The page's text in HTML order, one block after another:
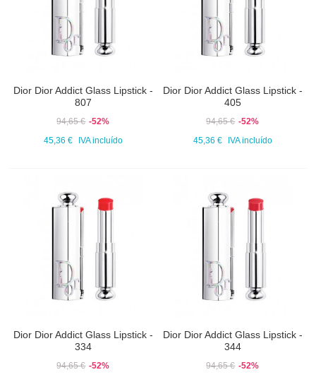
Dior Dior Addict Glass Lipstick -
807
94,65 € -52%
45,36 €
IVA incluído
Dior Dior Addict Glass Lipstick -
405
94,65 € -52%
45,36 €
IVA incluído
Dior Dior Addict Glass Lipstick -
334
94,65 € -52%
Dior Dior Addict Glass Lipstick -
344
94,65 € -52%